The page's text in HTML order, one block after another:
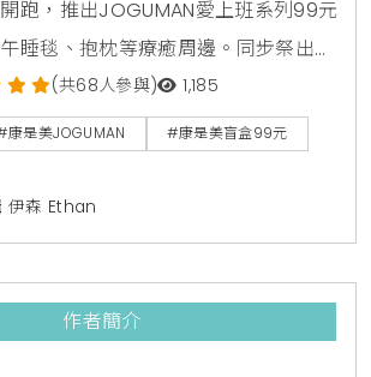
跑，推出JOGUMAN愛上班系列99元
睡毯、抱枕等療癒周邊。同步祭出活
1送1與金卡會員面膜點數30倍送，由
夏日補給省錢攻略。
(共68人參與) 1,185
康是美JOGUMAN
#康是美盲盒99元
伊森 Ethan
作者簡介